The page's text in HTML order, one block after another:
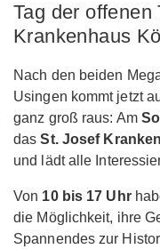
Tag der
Krankenhaus
Nach den beiden
Usingen kommt jetzt
ganz groß raus: Am
dasSt. Josef
und lädt alle
Von 10 bis 17 Uhr
die Möglichkeit, ihre
Spannendes zur